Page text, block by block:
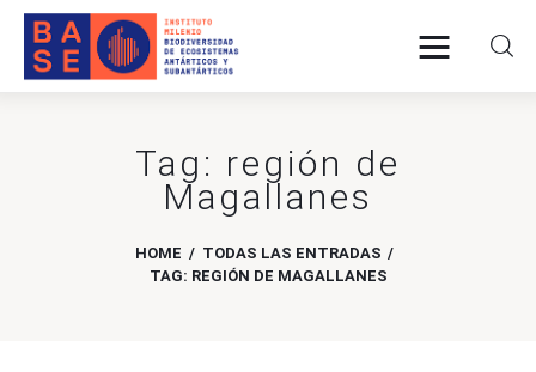
Tag: región de
Magallanes
HOME
TODAS LAS ENTRADAS
TAG: REGIÓN DE MAGALLANES
INICIO